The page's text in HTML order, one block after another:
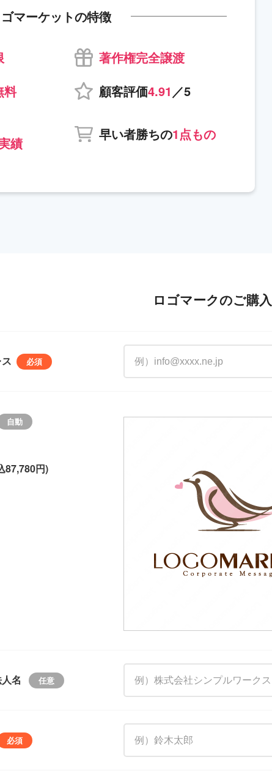
マーケットの特徴
著作権完全譲渡
料 顧客評価4.91 ／5
績
早い者勝ちの1点もの
ロゴマークのご購入
87,780円)
名